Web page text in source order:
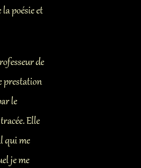
poésie et
de
prestation
le
Elle
qui me
je me